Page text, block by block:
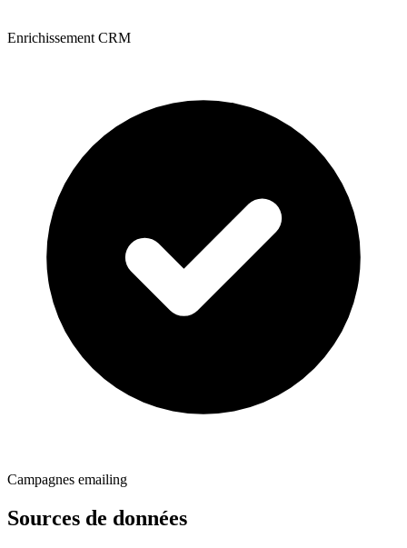
Enrichissement CRM
Campagnes emailing
Sources de données